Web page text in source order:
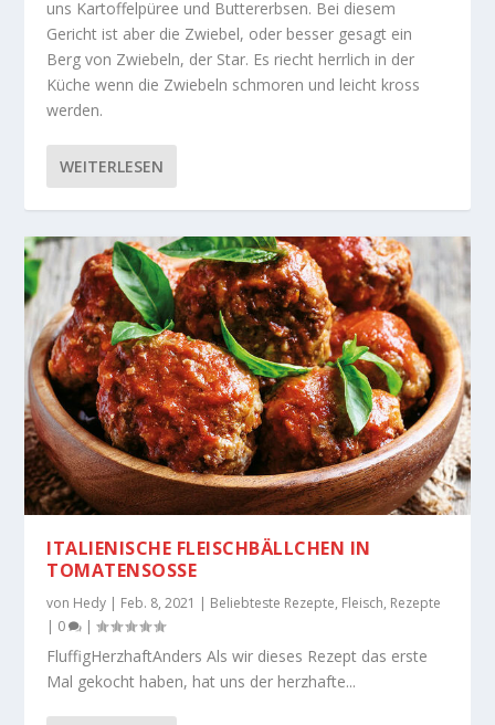
uns Kartoffelpüree und Buttererbsen. Bei diesem
Gericht ist aber die Zwiebel, oder besser gesagt ein
Berg von Zwiebeln, der Star. Es riecht herrlich in der
Küche wenn die Zwiebeln schmoren und leicht kross
werden.
WEITERLESEN
ITALIENISCHE FLEISCHBÄLLCHEN IN
TOMATENSOSSE
von Hedy | Feb. 8, 2021 | Beliebteste Rezepte, Fleisch, Rezepte
| 0 |
FluffigHerzhaftAnders Als wir dieses Rezept das erste
Mal gekocht haben, hat uns der herzhafte...